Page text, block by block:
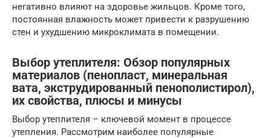
негативно влияют на здоровье жильцов. Кроме того,
постоянная влажность может привести к разрушению
стен и ухудшению микроклимата в помещении.
Выбор утеплителя: Обзор популярных
материалов (пенопласт, минеральная
вата, экструдированный пенополистирол),
их свойства, плюсы и минусы
Выбор утеплителя – ключевой момент в процессе
утепления. Рассмотрим наиболее популярные